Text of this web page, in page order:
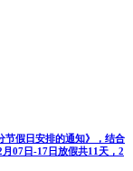
节假日安排的通知》，结合
07日-17日放假共11天，2